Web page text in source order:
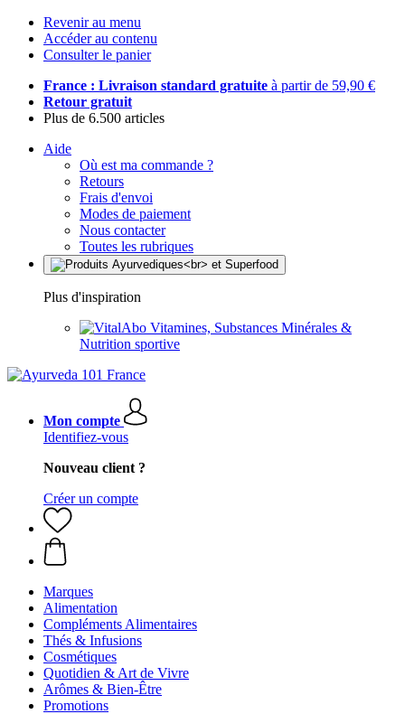
Revenir au menu
Accéder au contenu
Consulter le panier
France : Livraison standard gratuite à partir de 59,90 €
Retour gratuit
Plus de 6.500 articles
Aide
Où est ma commande ?
Retours
Frais d'envoi
Modes de paiement
Nous contacter
Toutes les rubriques
Plus d'inspiration
Vitamines, Substances Minérales &
Nutrition sportive
Mon compte
Identifiez-vous
Nouveau client ?
Créer un compte
Marques
Alimentation
Compléments Alimentaires
Thés & Infusions
Cosmétiques
Quotidien & Art de Vivre
Arômes & Bien-Être
Promotions